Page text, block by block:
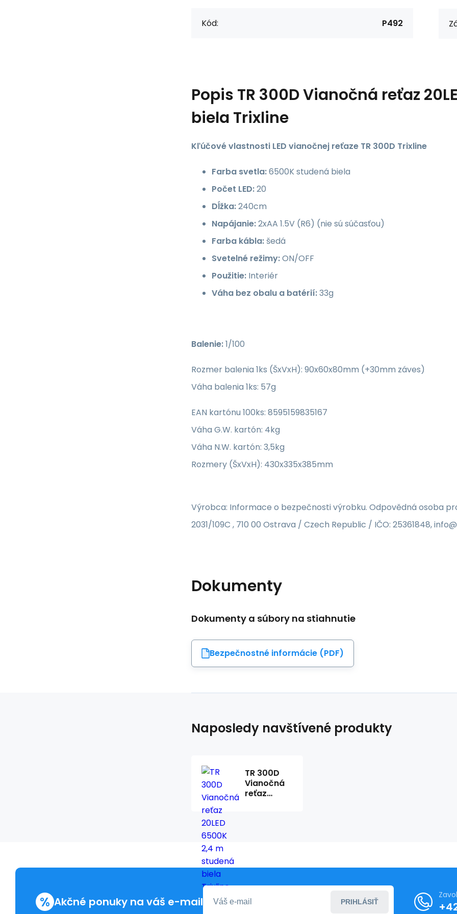
Kód: P492
Popis TR 300D Vianočná reťaz
biela Trixline
Kľúčové vlastnosti LED vianočnej reťaze TR 300D Trixline
Farba svetla:6500K studená biela
Počet LED:20
Dĺžka:240cm
Napájanie:2xAA 1.5V (R6) (nie sú súčasťou)
Farba kábla: šedá
Svetelné režimy:ON/OFF
Použitie: Interiér
Váha bez obalu a batérií:33g
Balenie:1/100
Rozmer balenia 1ks (ŠxVxH): 90x60x80mm (+30mm záves)
Váha balenia 1ks: 57g
EAN kartónu 100ks: 8595159835167
Váha G.W. kartón: 4kg
Váha N.W. kartón: 3,5kg
Rozmery (ŠxVxH): 430x335x385mm
Výrobca: Informace o bezpečnosti výrobku. Odpovědná osoba pro
2031/109C , 710 00 Ostrava / Czech Republic / IČO: 25361848,
Dokumenty
Dokumenty a súbory na stiahnutie
Bezpečnostné informácie (PDF)
Naposledy navštívené produkty
TR 300D
Vianočná
reťaz
% Akčné ponuky na váš e-mail PRIHLÁSIŤ